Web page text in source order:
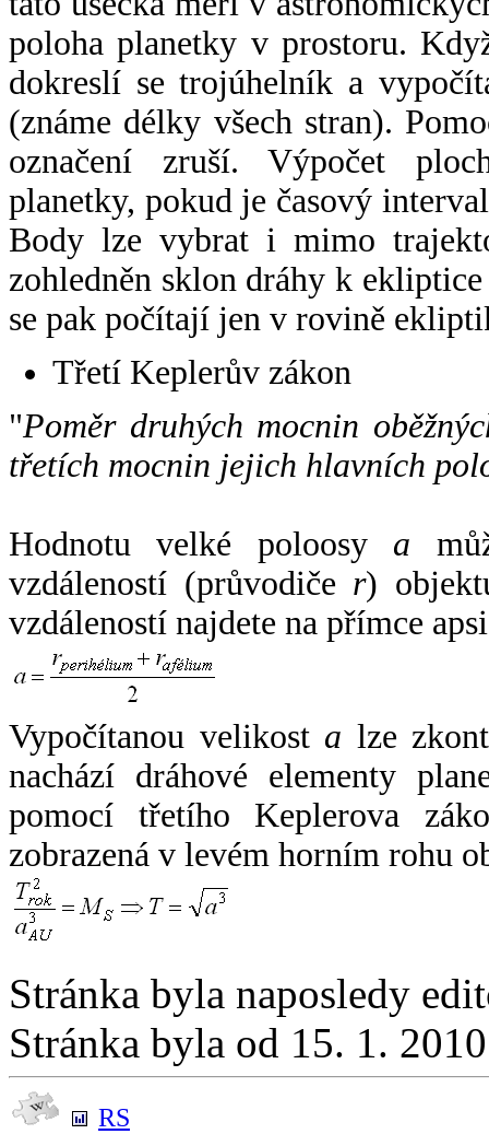
poloha planetky v prostoru.
dokreslí se trojúhelník a
(známe délky všech stran).
označení zruší. Výpočet
planetky, pokud je časový
Body lze vybrat i mimo
zohledněn sklon dráhy k
se pak počítají jen v rovině
Třetí Keplerův zákon
"Poměr druhých mocnin
třetích mocnin jejich hlavních
Hodnotu velké poloosy a
vzdáleností (průvodiče r)
vzdáleností najdete na přímce
Vypočítanou velikost a lze
nachází dráhové elementy
pomocí třetího Keplerova
zobrazená v levém horním rohu
Stránka byla naposledy
Stránka byla od 15. 1.
RS